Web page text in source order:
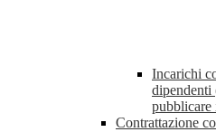
Incarichi
dipendenti
pubblicare
Contrattazione